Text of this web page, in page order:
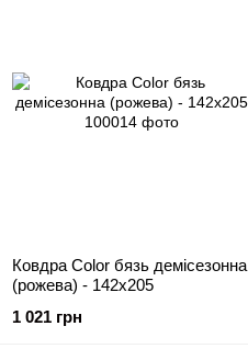
Ковдра Color бязь демісезонна
(рожева) - 142x205
1 021 грн